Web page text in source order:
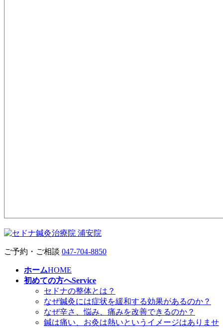
ご予約・ご相談 047-704-8850
ホームHOME
初めての方へService
セドナの整体とは？
なぜ鍼灸には症状を緩和する効果があるのか？
なぜ辛さ、悩み、痛みを改善できるのか？
鍼は痛い、お灸は熱いというイメージはありませ